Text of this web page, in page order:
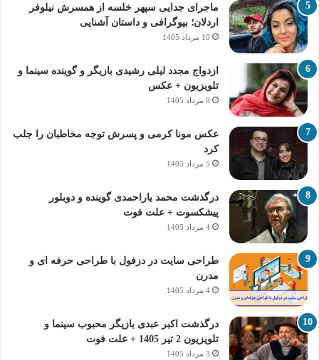
ماجرای جدایی سپهر خلسه از همسرش نیلوفر
اردلان؛ بیوگرافی و داستان آشنایی
10 مرداد 1405
ازدواج مجدد لیلی رشیدی بازیگر و گوینده سینما و
تلویزیون + عکس
8 مرداد 1405
عکس مونا کرمی و پسرش توجه مخاطبان را جلب
کرد
5 مرداد 1405
درگذشت محمد یاراحمدی گوینده و دوبلور
پیشکسوت + علت فوت
4 مرداد 1405
طراحی سایت در دزفول با طراحی حرفه‌ ای و
مدرن
4 مرداد 1405
درگذشت اکبر عبدی بازیگر محبوب سینما و
تلویزیون 2 تیر 1405 + علت فوت
3 مرداد 1405